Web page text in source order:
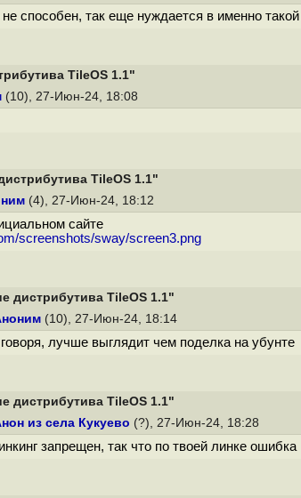
не способен, так еще нуждается в именно
TileOS 1.1"
(10), 27-Июн-24, 18:08
TileOS 1.1"
(4), 27-Июн-24, 18:12
сайте
screenshots/sway/screen3.png
дистрибутива TileOS 1.1"
(10), 27-Июн-24, 18:14
лучше выглядит чем поделка на убунте
дистрибутива TileOS 1.1"
из села Кукуево (?), 27-Июн-24, 18:28
запрещен, так что по твоей линке ошибка